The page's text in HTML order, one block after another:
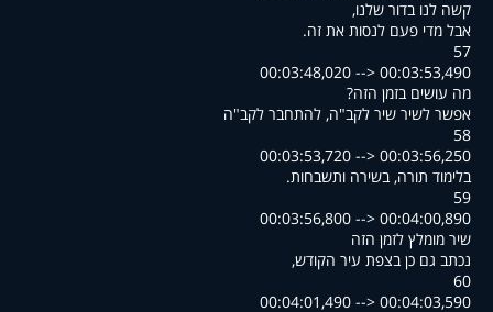
,קשה לנו בדור שלנו
.אבל מדי פעם לנסות את זה
57
00:03:48,020 --> 00:03:53,490
?מה עושים בזמן הזה
אפשר לשיר שיר לקב"ה, להתחבר לקב"ה
58
00:03:53,720 --> 00:03:56,250
.בלימוד תורה, בשירה ותשבחות
59
00:03:56,800 --> 00:04:00,890
שיר מומלץ לזמן הזה
,נכתב גם כן בצפת עיר הקודש
60
00:04:01,490 --> 00:04:03,590